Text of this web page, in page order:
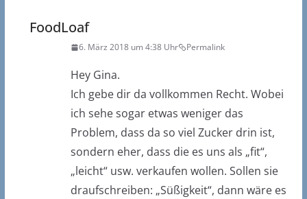
FoodLoaf
6. März 2018 um 4:38 Uhr Permalink
Hey Gina.
Ich gebe dir da vollkommen Recht. Wobei
ich sehe sogar etwas weniger das
Problem, dass da so viel Zucker drin ist,
sondern eher, dass die es uns als „fit“,
„leicht“ usw. verkaufen wollen. Sollen sie
draufschreiben: „Süßigkeit“, dann wäre es